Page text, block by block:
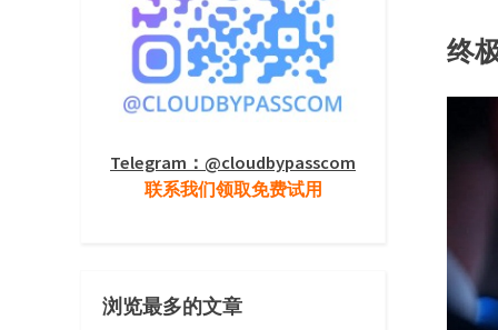
终
Telegram：@cloudbypasscom
联系我们领取免费试用
浏览最多的文章